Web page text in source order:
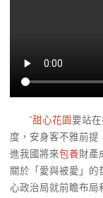
“甜心花園要站
度，安身客不雅前提
進我國將來包養財產
關於「愛與被愛」的
心政治局就前瞻布局